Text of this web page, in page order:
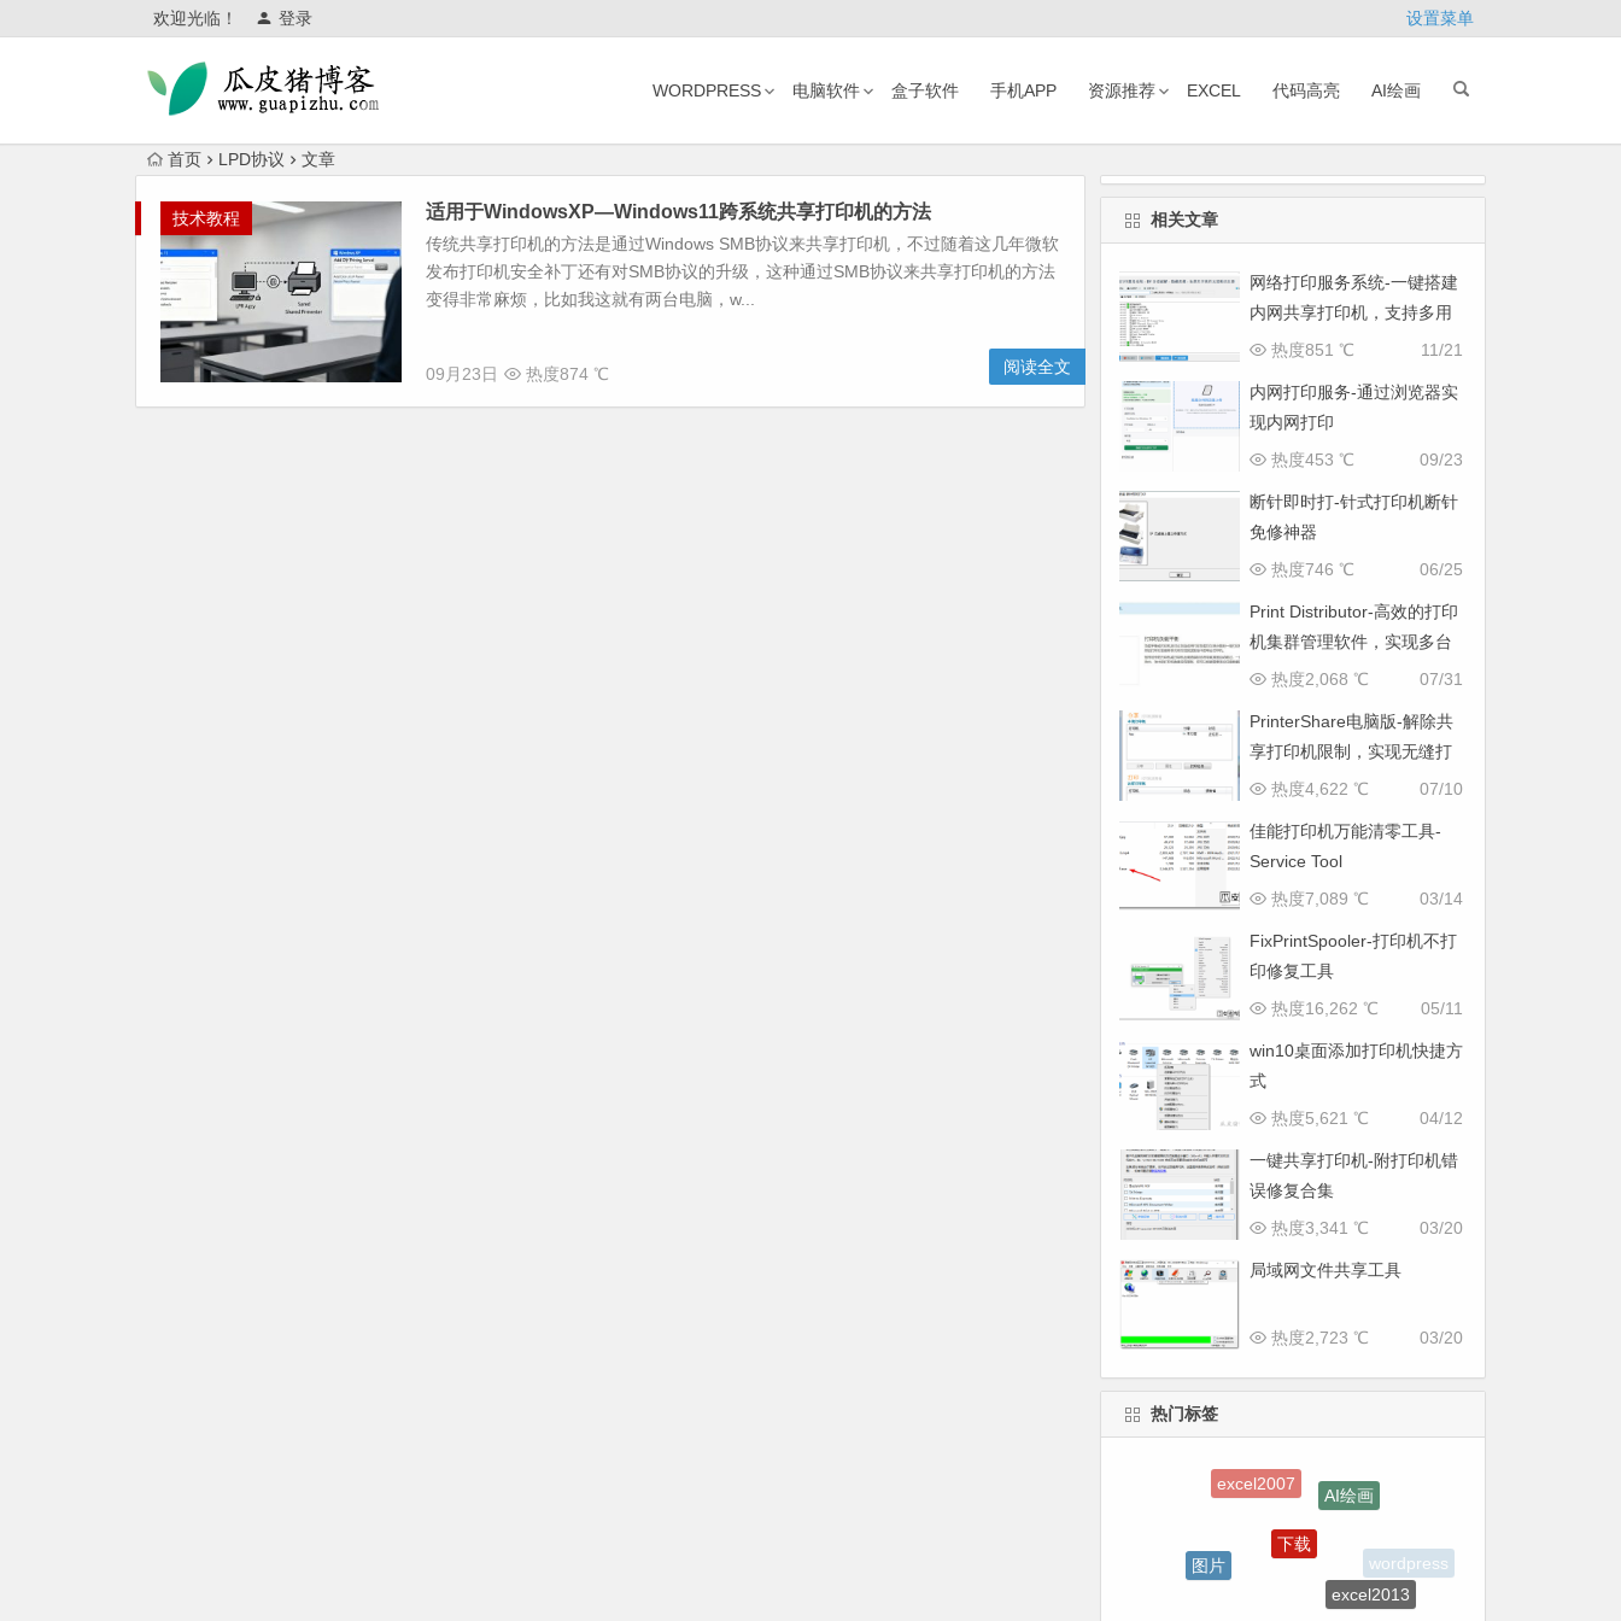
欢迎光临！ 登录 设置菜单
WORDPRESS 电脑软件 盒子软件 手机APP 资源推荐 EXCEL 代码高亮 AI绘画
首页 LPD协议 文章
技术教程 适用于WindowsXP—Windows11跨系统共享打印机的方法
传统共享打印机的方法是通过Windows SMB协议来共享打印机，不过随着这几年微软
发布打印机安全补丁还有对SMB协议的升级，这种通过SMB协议来共享打印机的方法
变得非常麻烦，比如我这就有两台电脑，w...
09月23日 热度874 ℃ 阅读全文
相关文章
网络打印服务系统-一键搭建
内网共享打印机，支持多用
户远程打印
11/21
热度851 ℃
内网打印服务-通过浏览器实
现内网打印
09/23
热度453 ℃
断针即时打-针式打印机断针
免修神器
06/25
热度746 ℃
Print Distributor-高效的打印
机集群管理软件，实现多台
打印机同时打印功能
07/31
热度2,068 ℃
PrinterShare电脑版-解除共
享打印机限制，实现无缝打
印
07/10
热度4,622 ℃
佳能打印机万能清零工具-
Service Tool
03/14
热度7,089 ℃
FixPrintSpooler-打印机不打
印修复工具
05/11
热度16,262 ℃
win10桌面添加打印机快捷方
式
04/12
热度5,621 ℃
一键共享打印机-附打印机错
误修复合集
03/20
热度3,341 ℃
局域网文件共享工具
03/20
热度2,723 ℃
热门标签
excel2007
AI绘画
wordpress
图片
下载
excel2013